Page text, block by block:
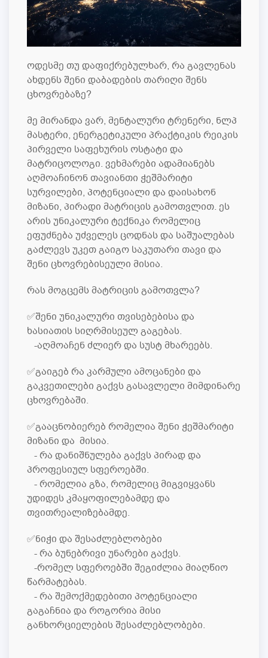
ოდესმე თუ დაფიქრებულხარ, რა გავლენას
ახდენს შენი დაბადების თარიღი შენს
ცხოვრებაზე?
მე მირანდა ვარ, მენტალური ტრენერი, ნლპ
მასტერი, ენერგეტიკული პრაქტიკის რეიკის
პირველი საფეხურის ოსტატი და
მატრიცოლოგი. ვეხმარები ადამიანებს
აღმოაჩინონ თავიანთი ჭეშმარიტი
სურვილები, პოტენციალი და დაისახონ
მიზანი, პირადი მატრიცის გამოთვლით. ეს
არის უნიკალური ტექნიკა რომელიც
ეფუძნება უძველეს ცოდნას და საშუალებას
გაძლევს უკეთ გაიგო საკუთარი თავი და
შენი ცხოვრებისეული მისია.
რას მოგცემს მატრიცის გამოთვლა?
✅შენი უნიკალური თვისებებისა და
ხასიათის სიღრმისეულ გაგებას.
-აღმოაჩენ ძლიერ და სუსტ მხარეებს.
✅გაიგებ რა კარმული ამოცანები და
გაკვეთილები გაქვს გასავლელი მიმდინარე
ცხოვრებაში.
✅გააცნობიერებ რომელია შენი ჭეშმარიტი
მიზანი და მისია.
- რა დანიშნულება გაქვს პირად და
პროფესიულ სფეროებში.
- რომელია გზა, რომელიც მიგვიყვანს
უდიდეს კმაყოფილებამდე და
თვითრეალიზებამდე.
✅ნიჭი და შესაძლებლობები
- რა ბუნებრივი უნარები გაქვს.
-რომელ სფეროებში შეგიძლია მიაღწიო
წარმატებას.
- რა შემოქმედებითი პოტენციალი
გაგაჩნია და როგორია მისი
განხორციელების შესაძლებლობები.